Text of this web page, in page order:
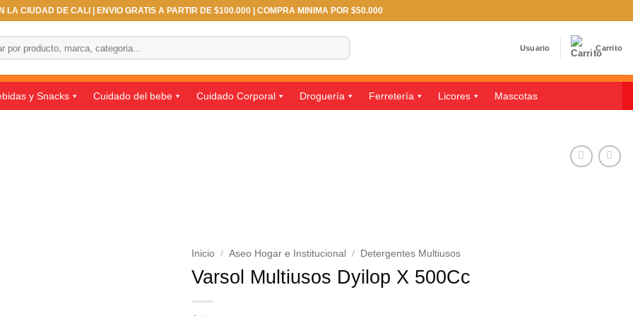
LA CIUDAD DE CALI | ENVIO GRATIS A PARTIR DE $100.000 | COMPRA MINIMA POR $50.000
Usuario Carrito
y Snacks Cuidado del bebe Cuidado Corporal Droguería Ferretería Licores Mascotas
Inicio / Aseo Hogar e Institucional / Detergentes Multiusos
Varsol Multiusos Dyilop X 500Cc